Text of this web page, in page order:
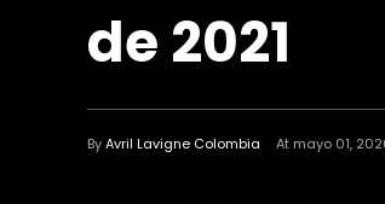
de 2021
ByAvril Lavigne Colombia At mayo 01,